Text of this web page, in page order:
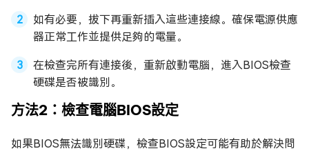
如有必要，拔下再重新插入這些連接線。確保電源供應
器正常工作並提供足夠的電量。
在檢查完所有連接後，重新啟動電腦，進入BIOS檢查
硬碟是否被識別。
方法2：檢查電腦BIOS設定
如果BIOS無法識別硬碟，檢查BIOS設定可能有助於解決問